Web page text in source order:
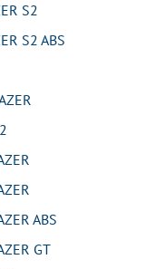
S2
S2 ABS
ABS
GT